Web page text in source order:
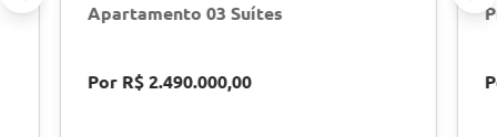
Apartamento 03 Suítes
Por R$ 2.490.000,00